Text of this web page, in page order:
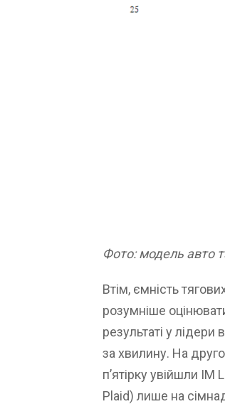
Фото: модель авто
Втім, ємність
розумніше
результаті у
за хвилину. На
п’ятірку увійшли
Plaid) лише на